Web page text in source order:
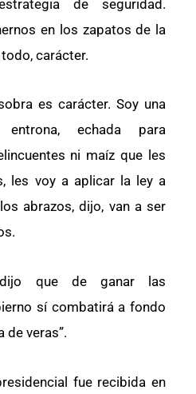
de seguridad.
en los zapatos de la
carácter.
es carácter. Soy una
entrona, echada para
ni maíz que les
les voy a aplicar la ley a
abrazos, dijo, van a ser
que de ganar las
sí combatirá a fondo
de veras”.
fue recibida en